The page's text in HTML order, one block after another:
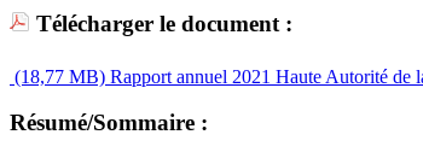
Télécharger le document :
(18,77 MB) Rapport annuel 2021 Haute Autorité
Résumé/Sommaire :